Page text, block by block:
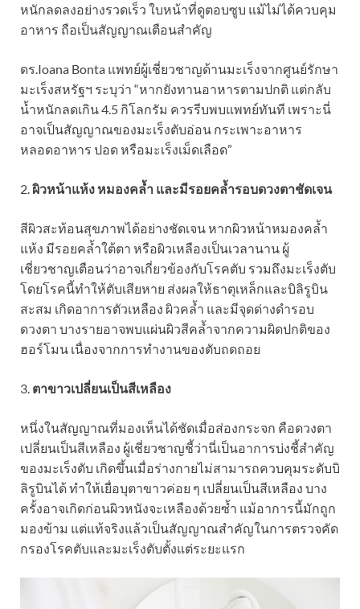
หนักลดลงอย่างรวดเร็ว ใบหน้าที่ดูตอบซูบ แม้ไม่ได้ควบคุม
อาหาร ถือเป็นสัญญาณเตือนสำคัญ
ดร.Ioana Bonta แพทย์ผู้เชี่ยวชาญด้านมะเร็งจากศูนย์รักษา
มะเร็งสหรัฐฯ ระบุว่า “หากยังทานอาหารตามปกติ แต่กลับ
น้ำหนักลดเกิน 4.5 กิโลกรัม ควรรีบพบแพทย์ทันที เพราะนี่
อาจเป็นสัญญาณของมะเร็งตับอ่อน กระเพาะอาหาร
หลอดอาหาร ปอด หรือมะเร็งเม็ดเลือด”
2.ผิวหน้าแห้ง หมองคล้ำ และมีรอยคล้ำรอบดวงตาชัดเจน
สีผิวสะท้อนสุขภาพได้อย่างชัดเจน หากผิวหน้าหมองคล้ำ
แห้ง มีรอยคล้ำใต้ตา หรือผิวเหลืองเป็นเวลานาน ผู้
เชี่ยวชาญเตือนว่าอาจเกี่ยวข้องกับโรคตับ รวมถึงมะเร็งตับ
โดยโรคนี้ทำให้ตับเสียหาย ส่งผลให้ธาตุเหล็กและบิลิรูบิน
สะสม เกิดอาการตัวเหลือง ผิวคล้ำ และมีจุดด่างดำรอบ
ดวงตา บางรายอาจพบแผ่นผิวสีคล้ำจากความผิดปกติของ
ฮอร์โมน เนื่องจากการทำงานของตับถดถอย
3. ตาขาวเปลี่ยนเป็นสีเหลือง
หนึ่งในสัญญาณที่มองเห็นได้ชัดเมื่อส่องกระจก คือดวงตา
เปลี่ยนเป็นสีเหลือง ผู้เชี่ยวชาญชี้ว่านี่เป็นอาการบ่งชี้สำคัญ
ของมะเร็งตับ เกิดขึ้นเมื่อร่างกายไม่สามารถควบคุมระดับบิ
ลิรูบินได้ ทำให้เยื่อบุตาขาวค่อย ๆ เปลี่ยนเป็นสีเหลือง บาง
ครั้งอาจเกิดก่อนผิวหนังจะเหลืองด้วยซ้ำ แม้อาการนี้มักถูก
มองข้าม แต่แท้จริงแล้วเป็นสัญญาณสำคัญในการตรวจคัด
กรองโรคตับและมะเร็งตับตั้งแต่ระยะแรก